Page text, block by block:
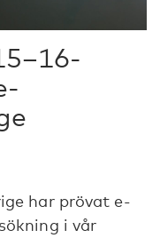
har prövat e-
i vår